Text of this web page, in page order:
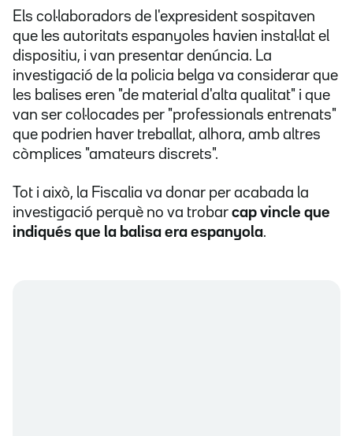
Els col·laboradors de l'expresident sospitaven
que les autoritats espanyoles havien instal·lat el
dispositiu, i van presentar denúncia. La
investigació de la policia belga va considerar que
les balises eren "de material d'alta qualitat" i que
van ser col·locades per "professionals entrenats"
que podrien haver treballat, alhora, amb altres
còmplices "amateurs discrets".
Tot i això, la Fiscalia va donar per acabada la
investigació perquè no va trobar cap vincle que
indiqués que la balisa era espanyola.